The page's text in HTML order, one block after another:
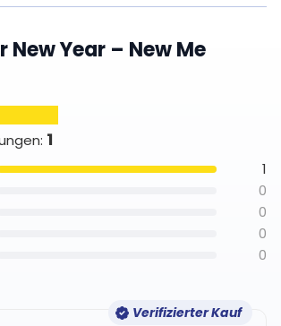
New Year – New Me
: 1
1
0
0
0
0
Verifizierter Kauf